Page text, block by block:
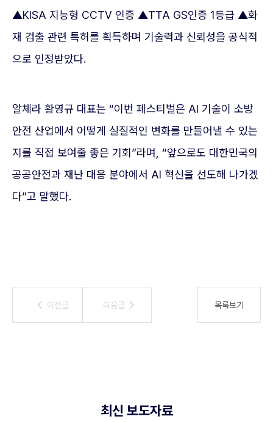
▲KISA 지능형 CCTV 인증 ▲TTA GS인증 1등급 ▲화
재 검출 관련 특허를 획득하며 기술력과 신뢰성을 공식적
으로 인정받았다.
알체라 황영규 대표는 “이번 페스티벌은 AI 기술이 소방
안전 산업에서 어떻게 실질적인 변화를 만들어낼 수 있는
지를 직접 보여줄 좋은 기회”라며, “앞으로도 대한민국의
공공안전과 재난 대응 분야에서 AI 혁신을 선도해 나가겠
다”고 말했다.
이전글
이전글 다음글
다음글 목록보기
최신 보도자료